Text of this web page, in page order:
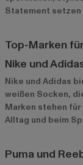
Statement setzen
Top-Marken
Nike und
Nike und Adidas
weißen Socken,
Marken stehen
Alltag und beim
Puma und